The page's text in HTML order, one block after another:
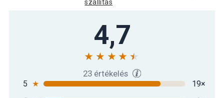
szállítás
4,7
23 értékelés
5 ★
19×